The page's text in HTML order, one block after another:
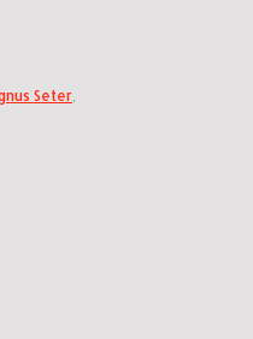
Seter,